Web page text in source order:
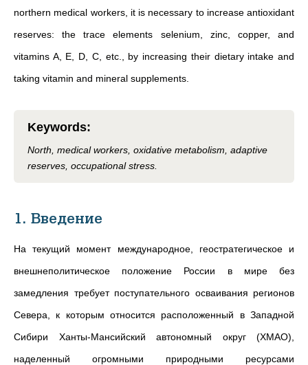
northern medical workers, it is necessary to increase antioxidant
reserves: the trace elements selenium, zinc, copper, and
vitamins A, E, D, C, etc., by increasing their dietary intake and
taking vitamin and mineral supplements.
Keywords:
North, medical workers, oxidative metabolism, adaptive
reserves, occupational stress.
1. Введение
На текущий момент международное, геостратегическое и
внешнеполитическое положение России в мире без
замедления требует поступательного осваивания регионов
Севера, к которым относится расположенный в Западной
Сибири Ханты-Мансийский автономный округ (ХМАО),
наделенный огромными природными ресурсами